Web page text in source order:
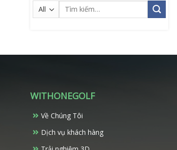
Tìm
kiếm:
WITHONEGOLF
Về Chúng Tôi
Dịch vụ khách hàng